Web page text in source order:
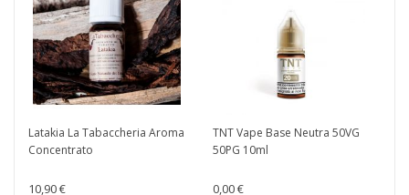
Latakia La Tabaccheria Aroma
Concentrato
10,90 €
TNT Vape Base Neutra 50VG
50PG 10ml
0,00 €